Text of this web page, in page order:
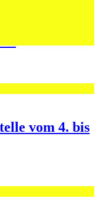
vom 4. bis